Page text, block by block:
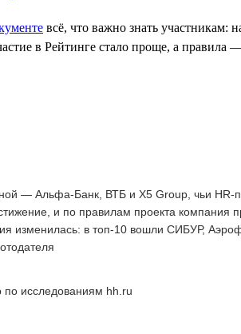
всё, что важно знать участникам:
в Рейтинге стало проще, а правила
— Альфа-Банк, ВТБ и X5 Group, чьи
и по правилам проекта компания
изменилась: в топ-10 вошли СИБУР,
по исследованиям hh.ru